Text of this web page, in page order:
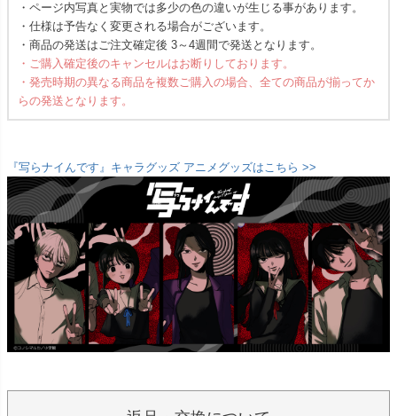
・ページ内写真と実物では多少の色の違いが生じる事があります。
・仕様は予告なく変更される場合がございます。
・商品の発送はご注文確定後 3～4週間で発送となります。
・ご購入確定後のキャンセルはお断りしております。
・発売時期の異なる商品を複数ご購入の場合、全ての商品が揃ってか
らの発送となります。
『写らナイんです』キャラグッズ アニメグッズはこちら >>